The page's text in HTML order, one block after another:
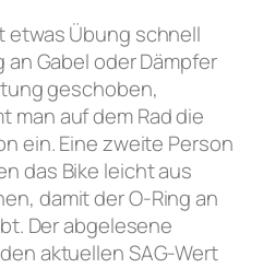
etwas Übung schnell
an Gabel oder Dämpfer
geschoben,
man auf dem Rad die
ein. Eine zweite Person
das Bike leicht aus
damit der O-Ring an
Der abgelesene
aktuellen SAG-Wert